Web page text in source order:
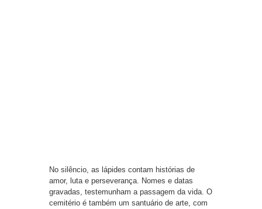
No silêncio, as lápides contam histórias de
amor, luta e perseverança. Nomes e datas
gravadas, testemunham a passagem da vida. O
cemitério é também um santuário de arte, com